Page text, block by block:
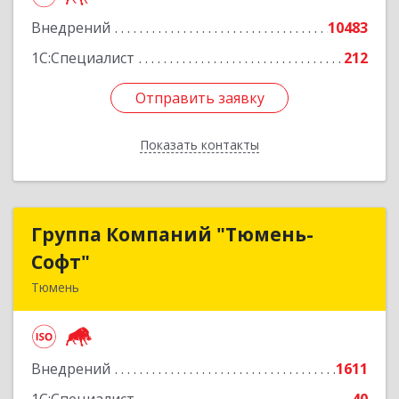
Внедрений
10483
1С:Специалист
212
Отправить заявку
Показать контакты
Отправить заявку
Назад
Группа Компаний "Тюмень-
Софт"
Тюмень
Внедрений
1611
Группа Компаний "Тюмень-
Подробнее